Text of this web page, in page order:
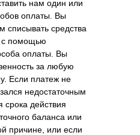
нам один или
оплаты. Вы
списывать средства
с помощью
оплаты. Вы
за любую
Если платеж не
недостаточным
срока действия
баланса или
причине, или если